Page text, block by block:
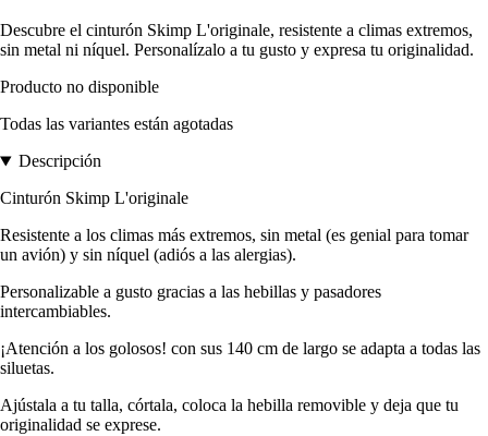
Descubre el cinturón Skimp L'originale, resistente a climas extremos,
sin metal ni níquel. Personalízalo a tu gusto y expresa tu originalidad.
Producto no disponible
Todas las variantes están agotadas
Descripción
Cinturón Skimp L'originale
Resistente a los climas más extremos, sin metal (es genial para tomar
un avión) y sin níquel (adiós a las alergias).
Personalizable a gusto gracias a las hebillas y pasadores
intercambiables.
¡Atención a los golosos! con sus 140 cm de largo se adapta a todas las
siluetas.
Ajústala a tu talla, córtala, coloca la hebilla removible y deja que tu
originalidad se exprese.